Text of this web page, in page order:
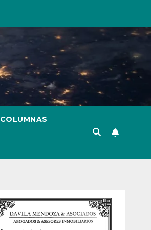
COLUMNAS